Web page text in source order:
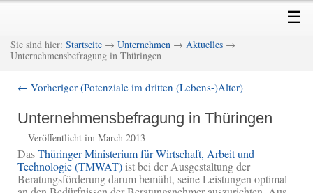
Skip
primary
content
Skip
secondary
content
☰
Sie sind hier: Startseite → Unternehmen → Aktuelles →
Unternehmensbefragung in Thüringen
navigation
← Vorheriger (Potenziale im dritten (Lebens-)Alter)
Unternehmensbefragung in Thüringen
Veröffentlicht im March 2013
DasThüringer Ministerium für Wirtschaft, Arbeit und
Technologie (TMWAT) ist bei der Ausgestaltung der
Beratungsförderung darum bemüht, seine Leistungen optimal